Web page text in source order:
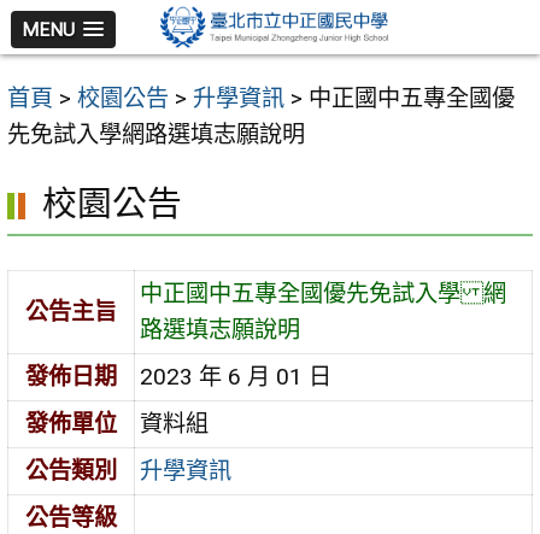
跳
至
主
要
容
區
MENU
首頁 > 校園公告 > 升學資訊 > 中正國中五專全國優
先免試入學網路選填志願說明
校園公告
公告主旨
中正國中五專全國優先免試入學 網
路選填志願說明
發佈日期
2023 年 6 月 01 日
發佈單位
資料組
公告類別
升學資訊
公告等級